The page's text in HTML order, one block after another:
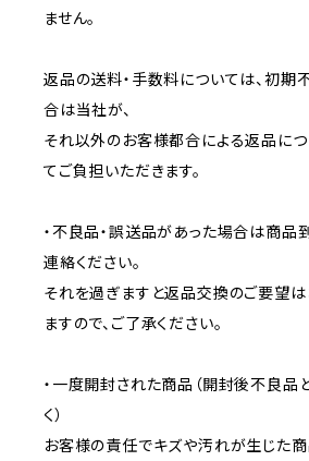
ません。
返品の送料・手数料については、初期
合は当社が、
それ以外のお客様都合による返品に
てご負担いただきます。
・不良品・誤送品があった場合は商
連絡ください。
それを過ぎますと返品交換のご要望は
ますので、ご了承ください。
・一度開封された商品（開封後不良品
く）
お客様の責任でキズや汚れが生じた